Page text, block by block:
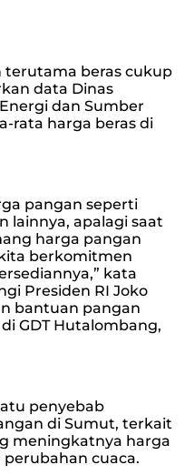
terutama beras cukup
data Dinas
dan Sumber
rata harga beras di
pangan seperti
lainnya, apalagi saat
harga pangan
berkomitmen
kata
Presiden RI Joko
bantuan pangan
GDT Hutalombang,
penyebab
di Sumut, terkait
meningkatnya harga
cuaca.